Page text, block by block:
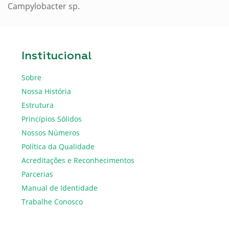
Campylobacter sp.
Institucional
Sobre
Nossa História
Estrutura
Princípios Sólidos
Nossos Números
Política da Qualidade
Acreditações e Reconhecimentos
Parcerias
Manual de Identidade
Trabalhe Conosco